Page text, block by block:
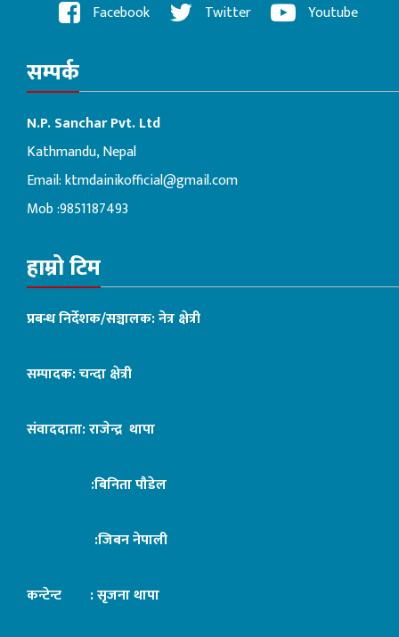
Facebook Twitter Youtube
सम्पर्क
N.P. Sanchar Pvt. Ltd
Kathmandu, Nepal
Email:ktmdainikofficial@gmail.com
Mob :9851187493
हाम्रो टिम
प्रबन्ध निर्देशक/सञ्चालक: नेत्र क्षेत्री
सम्पादक: चन्दा क्षेत्री
संवाददाता: राजेन्द्र थापा
:बिनिता पौडेल
:जिबन नेपाली
कन्टेन्ट : सृजना थापा